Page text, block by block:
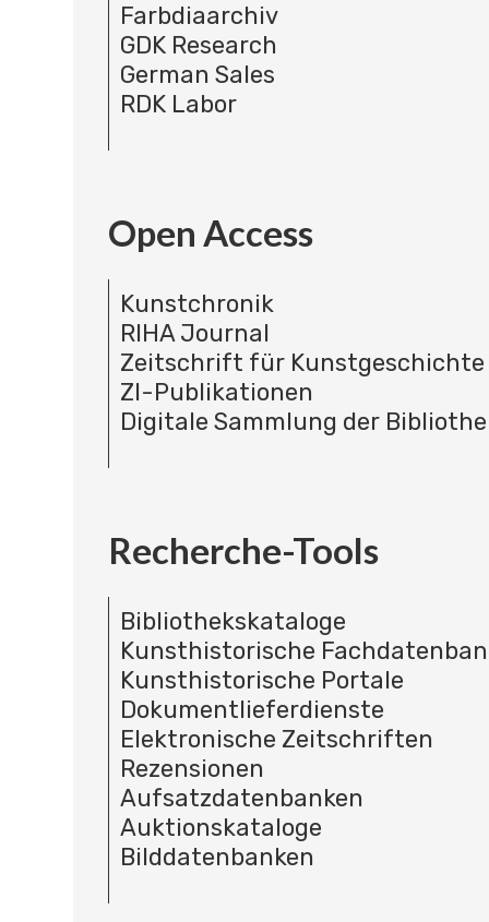
Farbdiaarchiv
GDK Research
German Sales
RDK Labor
Open Access
Kunstchronik
RIHA Journal
Zeitschrift für Kunstgeschichte
ZI-Publikationen
Digitale Sammlung der
Recherche-Tools
Bibliothekskataloge
Kunsthistorische
Kunsthistorische Portale
Dokumentlieferdienste
Elektronische Zeitschriften
Rezensionen
Aufsatzdatenbanken
Auktionskataloge
Bilddatenbanken